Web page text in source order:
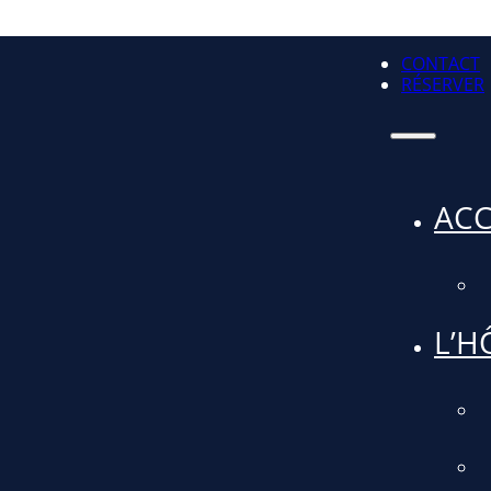
CONTACT
RÉSERVER